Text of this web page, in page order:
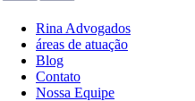
Rina Advogados
áreas de atuação
Blog
Contato
Nossa Equipe